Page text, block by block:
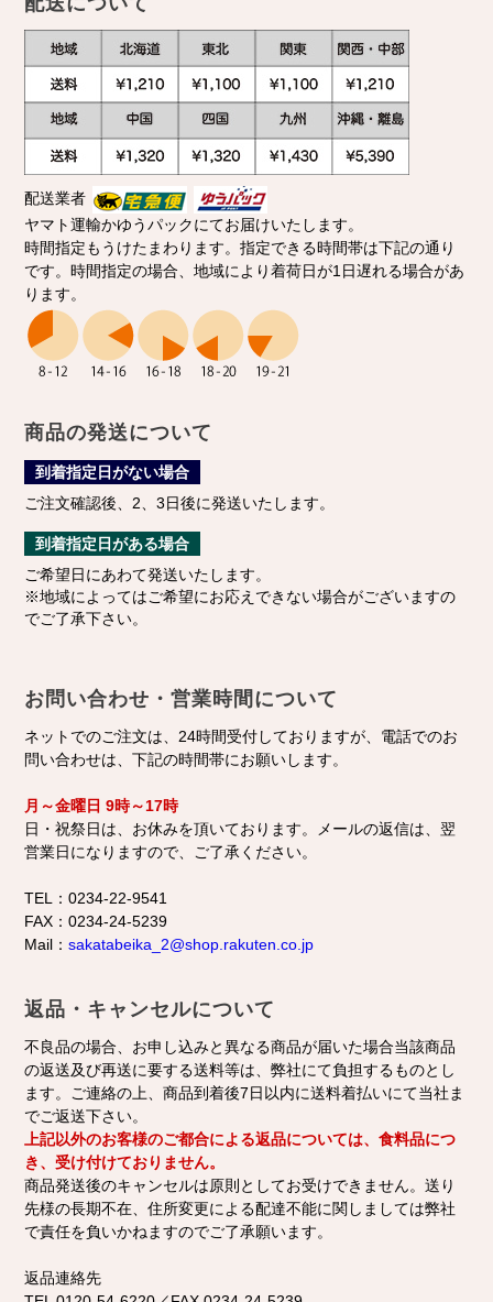
配送業者
ヤマト運輸かゆうパックにてお届けいたします。
時間指定もうけたまわります。指定できる時間帯は下記の通り
です。時間指定の場合、地域により着荷日が1日遅れる場合があ
ります。
商品の発送について
到着指定日がない場合
ご注文確認後、2、3日後に発送いたします。
到着指定日がある場合
ご希望日にあわて発送いたします。
※地域によってはご希望にお応えできない場合がございますの
でご了承下さい。
お問い合わせ・営業時間について
ネットでのご注文は、24時間受付しておりますが、電話でのお
問い合わせは、下記の時間帯にお願いします。
月～金曜日 9時～17時
日・祝祭日は、お休みを頂いております。メールの返信は、翌
営業日になりますので、ご了承ください。
TEL：0234-22-9541
FAX：0234-24-5239
Mail：sakatabeika_2@shop.rakuten.co.jp
返品・キャンセルについて
不良品の場合、お申し込みと異なる商品が届いた場合当該商品
の返送及び再送に要する送料等は、弊社にて負担するものとし
ます。ご連絡の上、商品到着後7日以内に送料着払いにて当社ま
でご返送下さい。
上記以外のお客様のご都合による返品については、食料品につ
き、受け付けておりません。
商品発送後のキャンセルは原則としてお受けできません。送り
先様の長期不在、住所変更による配達不能に関しましては弊社
で責任を負いかねますのでご了承願います。
返品連絡先